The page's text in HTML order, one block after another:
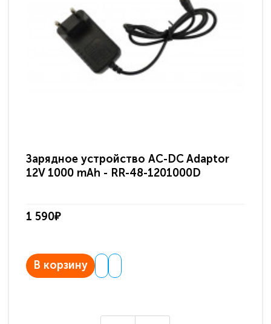
Зарядное устройство AC-DC Adaptor
12V 1000 mAh - RR-48-1201000D
1 590₽
В корзину